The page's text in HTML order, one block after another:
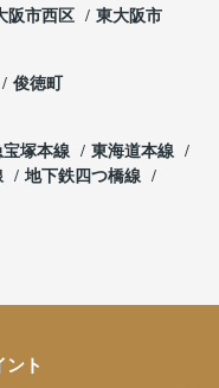
阪市西区 東大阪市
俊徳町
宝塚本線
東海道本線
地下鉄四つ橋線
ント